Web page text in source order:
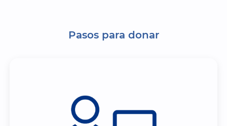
Pasos para donar